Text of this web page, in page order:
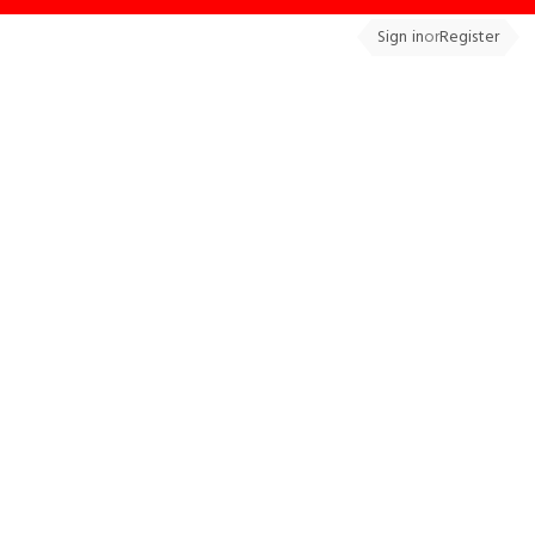
Sign inorRegister